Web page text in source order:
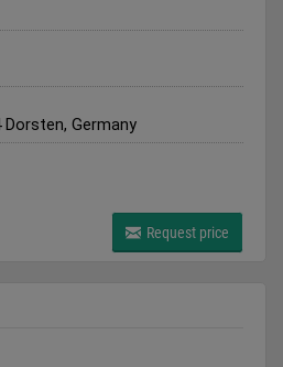
Germany
Request price